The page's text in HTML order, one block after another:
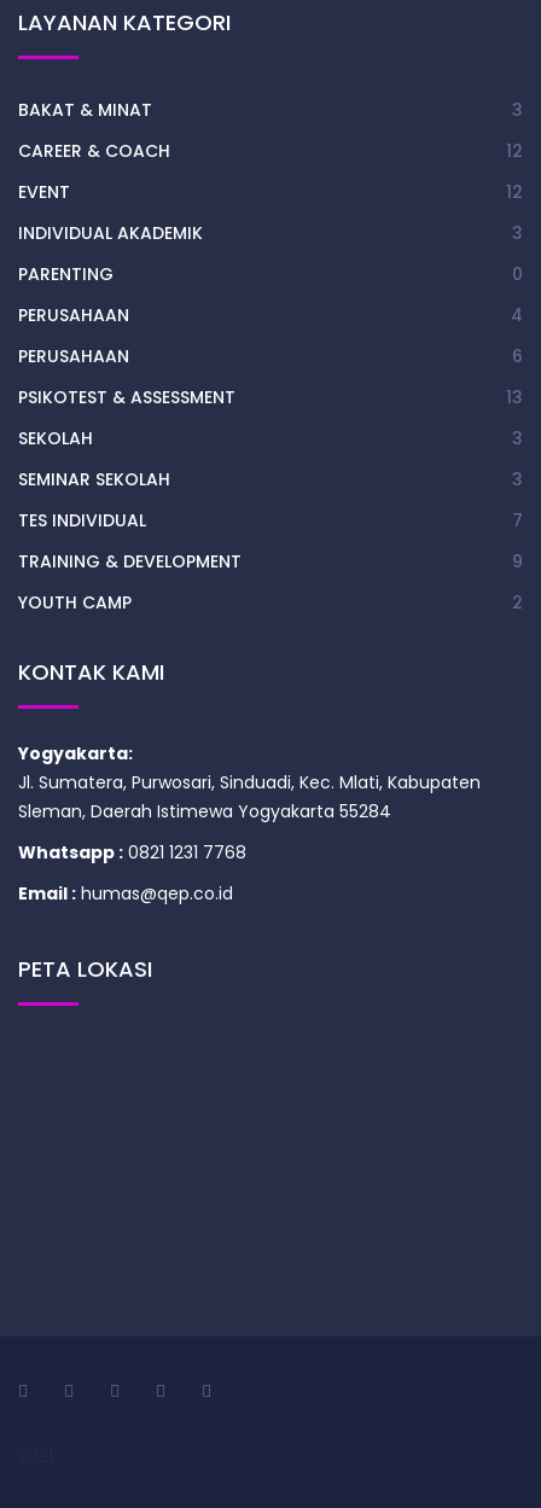
LAYANAN KATEGORI
BAKAT & MINAT
3
CAREER & COACH
12
EVENT
12
INDIVIDUAL AKADEMIK
3
PARENTING
0
PERUSAHAAN
4
PERUSAHAAN
6
PSIKOTEST & ASSESSMENT
13
SEKOLAH
3
SEMINAR SEKOLAH
3
TES INDIVIDUAL
7
TRAINING & DEVELOPMENT
9
YOUTH CAMP
2
KONTAK KAMI
Yogyakarta:
Jl. Sumatera, Purwosari, Sinduadi, Kec. Mlati, Kabupaten
Sleman, Daerah Istimewa Yogyakarta 55284
Whatsapp : 0821 1231 7768
Email : humas@qep.co.id
PETA LOKASI